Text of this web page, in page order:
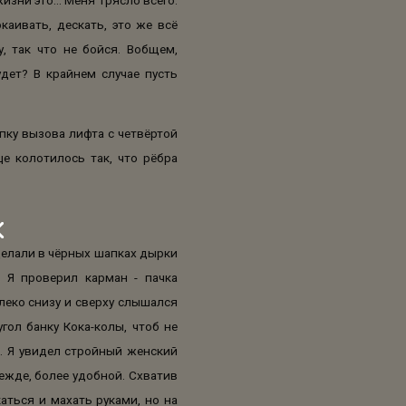
дескать, это же всё
так что не бойся. Вобщем,
В крайнем случае пусть
вызова лифта с четвёртой
колотилось так, что рёбра
в чёрных шапках дырки
Я проверил карман - пачка
снизу и сверху слышался
банку Кока-колы, чтоб не
Я увидел стройный женский
более удобной. Схватив
и махать руками, но на